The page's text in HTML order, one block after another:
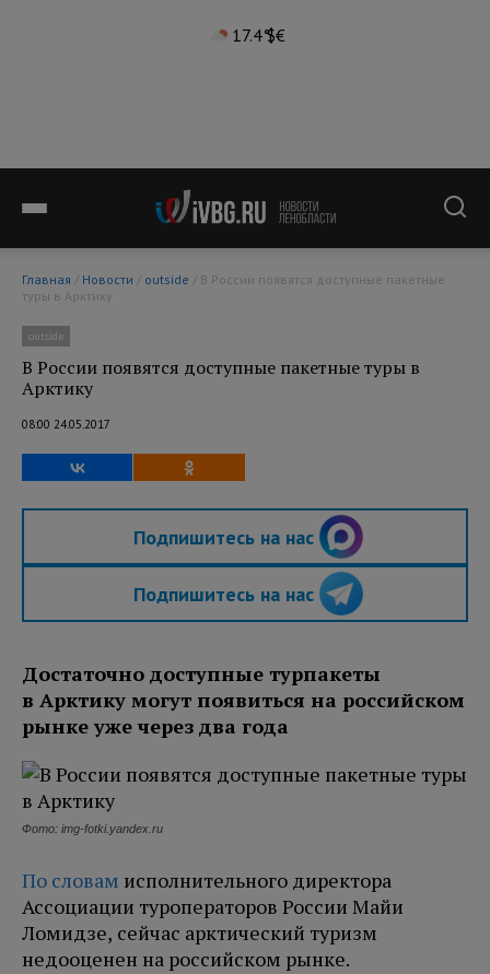
17.4°$€
Главная / Новости / outside
туры в Арктику
outside
В России появятся доступные пакетные туры в
Арктику
08:00 24.05.2017
Подпишитесь на нас
Подпишитесь на нас
Достаточно доступные турпакеты
в Арктику могут появиться на российском
рынке уже через два года
Фото: img-fotki.yandex.ru
По словам исполнительного директора
Ассоциации туроператоров России Майи
Ломидзе, сейчас арктический туризм
недооценен на российском рынке.